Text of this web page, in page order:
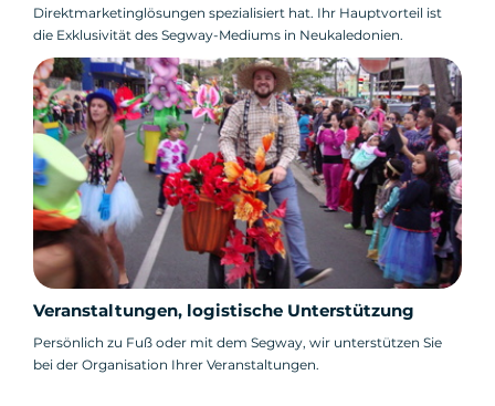
Direktmarketinglösungen spezialisiert hat. Ihr Hauptvorteil ist
die Exklusivität des Segway-Mediums in Neukaledonien.
Veranstaltungen, logistische Unterstützung
Persönlich zu Fuß oder mit dem Segway, wir unterstützen Sie
bei der Organisation Ihrer Veranstaltungen.